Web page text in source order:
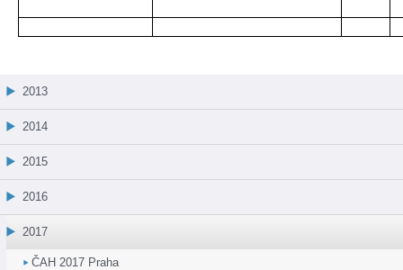
2013
2014
2015
2016
2017
ČAH 2017 Praha